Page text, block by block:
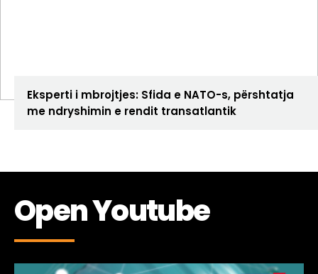
Eksperti i mbrojtjes: Sfida e NATO-s, përshtatja
me ndryshimin e rendit transatlantik
Open Youtube